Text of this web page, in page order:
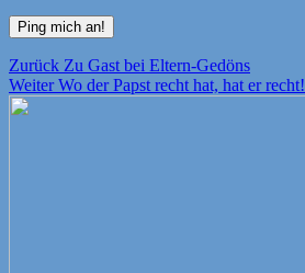
Beitragsnavigation
Zurück Vorheriger
Beitrag:
Zu Gast bei Eltern-Gedöns
Weiter Nächster
Wo der Papst recht hat, hat er recht!